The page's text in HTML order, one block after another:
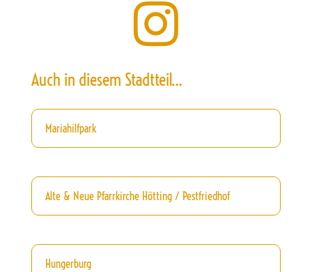

Auch in diesem Stadtteil…
Mariahilfpark
Alte & Neue Pfarrkirche Hötting / Pestfriedhof
Hungerburg